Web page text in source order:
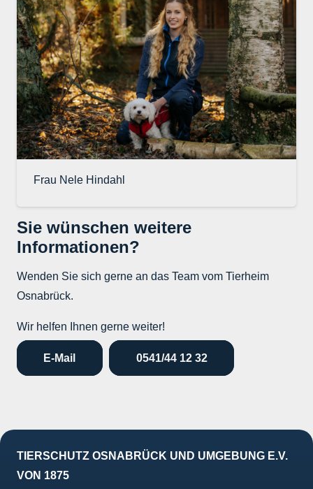
Frau Nele Hindahl
Sie wünschen weitere
Informationen?
Wenden Sie sich gerne an das Team vom Tierheim
Osnabrück.
Wir helfen Ihnen gerne weiter!
E-Mail 0541/44 12 32
TIERSCHUTZ OSNABRÜCK UND UMGEBUNG E.V.
VON 1875